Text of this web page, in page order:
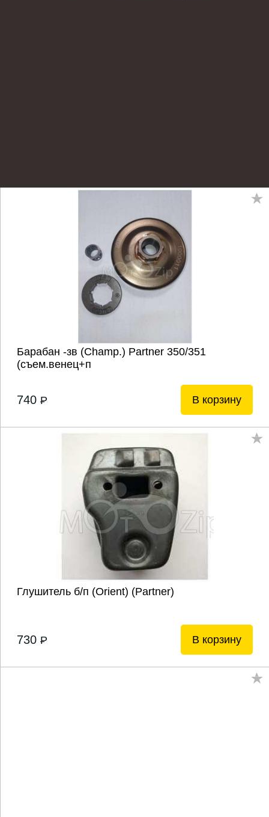
Барабан -зв (Champ.) Partner 350/351
(съем.венец+п
740 P В корзину
Глушитель б/п (Orient) (Partner)
730 P В корзину